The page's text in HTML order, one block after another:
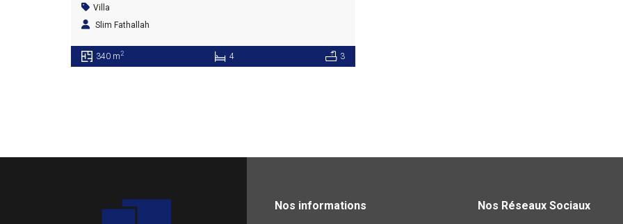
Villa
Slim Fathallah
340 m2 4 3
Nos informations Nos Réseaux Sociaux